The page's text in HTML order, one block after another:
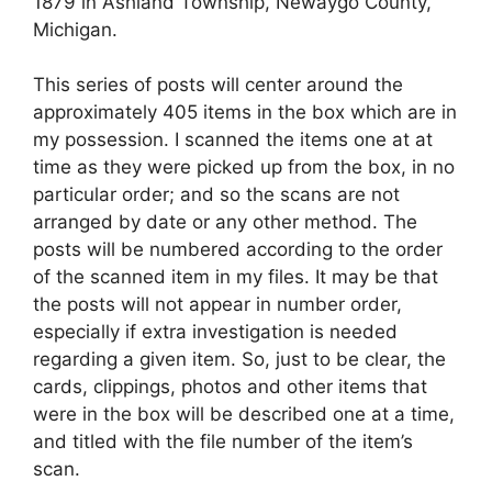
Michigan.
This series of posts will center around the
approximately 405 items in the box which are in
my possession. I scanned the items one at at
time as they were picked up from the box, in no
particular order; and so the scans are not
arranged by date or any other method. The
posts will be numbered according to the order
of the scanned item in my files. It may be that
the posts will not appear in number order,
especially if extra investigation is needed
regarding a given item. So, just to be clear, the
cards, clippings, photos and other items that
were in the box will be described one at a time,
and titled with the file number of the item’s
scan.